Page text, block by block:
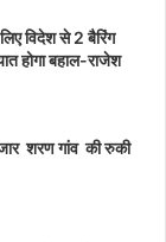
विदेश से 2 बैरिंग
होगा बहाल-राजेश
शरण गांव की रुकी